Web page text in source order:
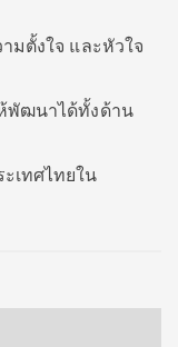
มตั้งใจ และหัวใจ
พัฒนาได้ทั้งด้าน
เทศไทยใน